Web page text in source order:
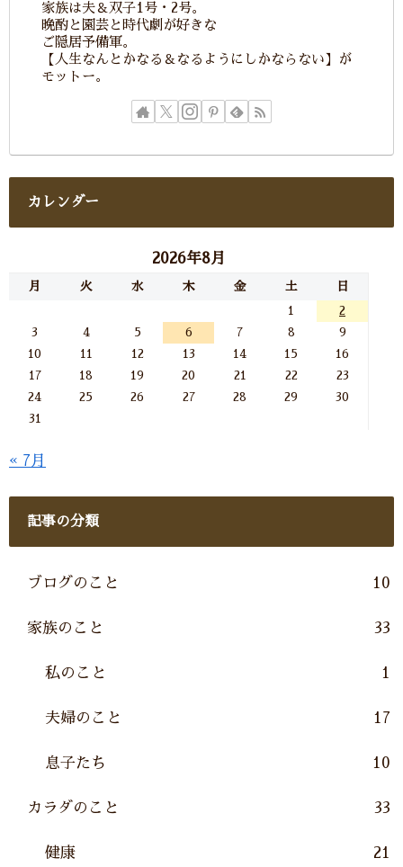
家族は夫＆双子1号・2号。
晩酌と園芸と時代劇が好きな
ご隠居予備軍。
【人生なんとかなる＆なるようにしかならない】が
モットー。
カレンダー
2026年8月
月 火 水 木 金 土 日
1
2
3
4 5 6 7 8
9
10
11 12 13 14 15
16
17
18 19 20 21 22
23
24
25 26 27 28 29
30
31
« 7月
記事の分類
ブログのこと 10
家族のこと 33
私のこと 1
夫婦のこと 17
息子たち 10
カラダのこと 33
健康 21